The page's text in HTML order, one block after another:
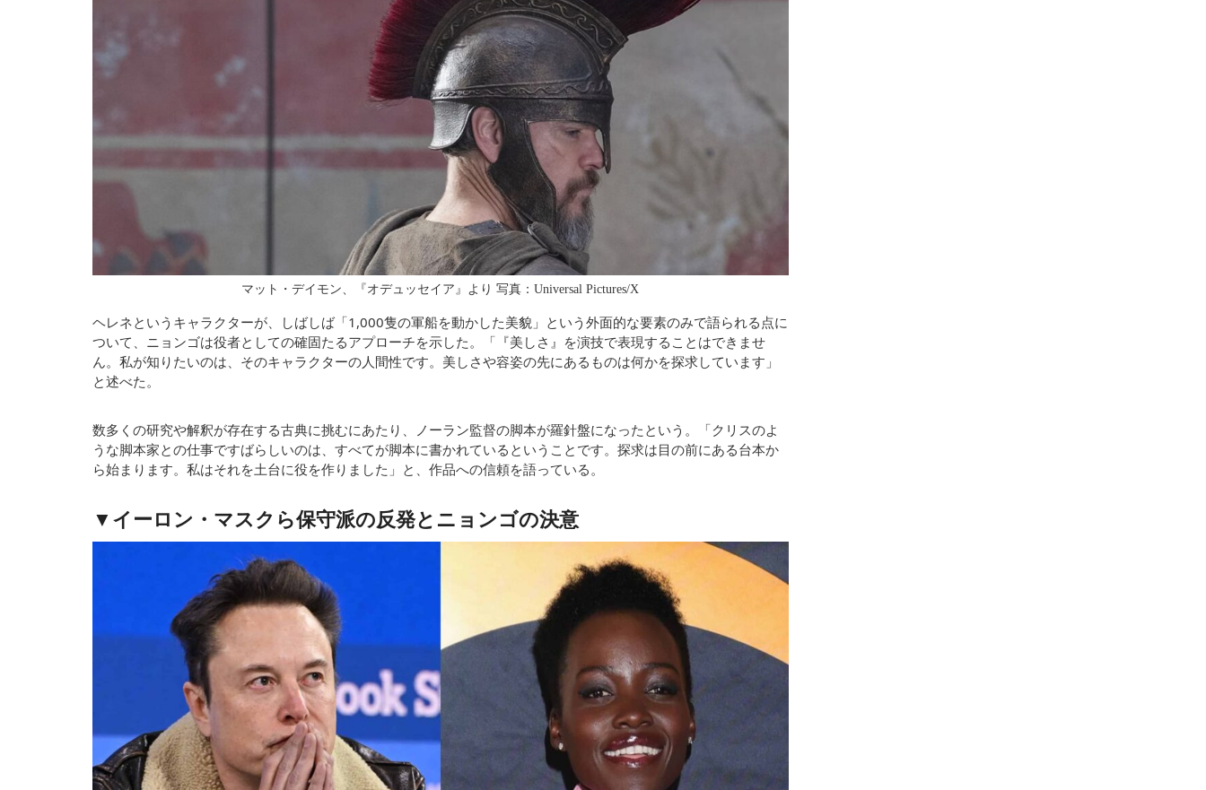
マット・デイモン、『オデュッセイア』より 写真：Universal Pictures/X
ヘレネというキャラクターが、しばしば「1,000隻の軍船を動かした美貌」という外面的な要素のみで語られる点に
ついて、ニョンゴは役者としての確固たるアプローチを示した。「『美しさ』を演技で表現することはできませ
ん。私が知りたいのは、そのキャラクターの人間性です。美しさや容姿の先にあるものは何かを探求しています」
と述べた。
数多くの研究や解釈が存在する古典に挑むにあたり、ノーラン監督の脚本が羅針盤になったという。「クリスのよ
うな脚本家との仕事ですばらしいのは、すべてが脚本に書かれているということです。探求は目の前にある台本か
ら始まります。私はそれを土台に役を作りました」と、作品への信頼を語っている。
▼イーロン・マスクら保守派の反発とニョンゴの決意